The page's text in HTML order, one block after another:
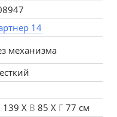
облегчают
с помощью робота-
удобство в
14
механизма
139 X В 85 X Г 77 см